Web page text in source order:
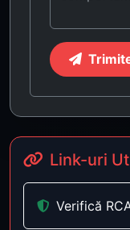
Link-uri
Verifică